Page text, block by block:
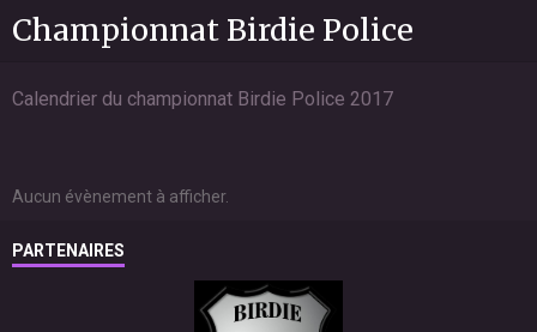
Championnat Birdie Police
Calendrier du championnat Birdie Police 2017
Aucun évènement à afficher.
PARTENAIRES